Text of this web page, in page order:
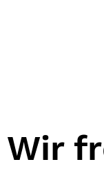
Wir